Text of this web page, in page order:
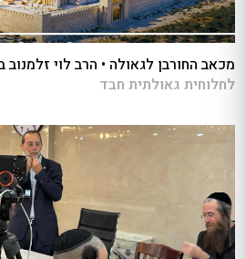
מכאב החורבן לגאולה • הרב לוי זלמנוב
לחלוחית גאולתית חבד